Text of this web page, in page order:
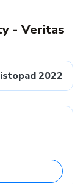
- Veritas
2022